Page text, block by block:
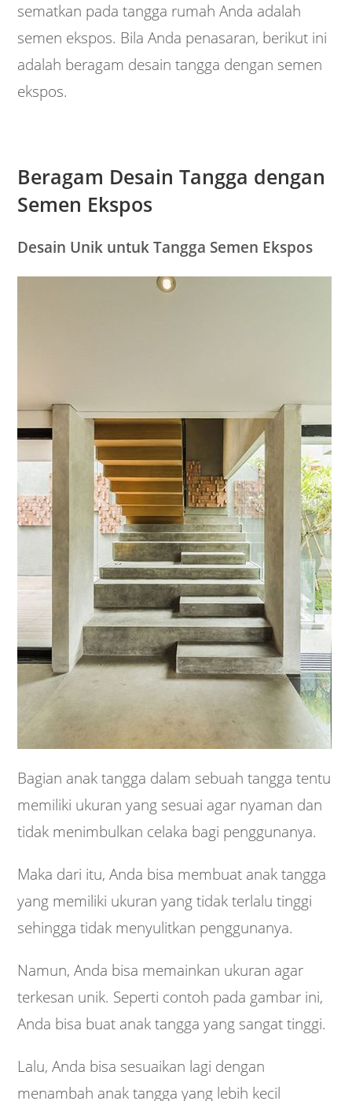
sematkan pada tangga rumah Anda adalah
semen ekspos. Bila Anda penasaran, berikut ini
adalah beragam desain tangga dengan semen
ekspos.
Beragam Desain Tangga dengan
Semen Ekspos
Desain Unik untuk Tangga Semen Ekspos
Bagian anak tangga dalam sebuah tangga tentu
memiliki ukuran yang sesuai agar nyaman dan
tidak menimbulkan celaka bagi penggunanya.
Maka dari itu, Anda bisa membuat anak tangga
yang memiliki ukuran yang tidak terlalu tinggi
sehingga tidak menyulitkan penggunanya.
Namun, Anda bisa memainkan ukuran agar
terkesan unik. Seperti contoh pada gambar ini,
Anda bisa buat anak tangga yang sangat tinggi.
Lalu, Anda bisa sesuaikan lagi dengan
menambah anak tangga yang lebih kecil